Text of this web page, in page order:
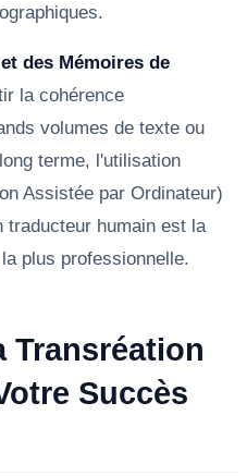
des Mémoires de
la cohérence
volumes de texte ou
terme, l'utilisation
Assistée par Ordinateur)
traducteur humain est la
plus professionnelle.
Transréation
Succès